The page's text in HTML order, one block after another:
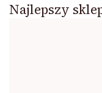
Najlepszy